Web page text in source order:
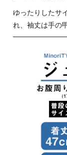
ゆったりしたサ
れ、袖丈は手の